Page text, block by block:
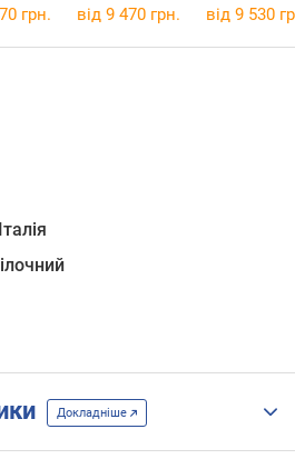
грн. від 9 470 грн. від 9 530
Італія
Докладніше